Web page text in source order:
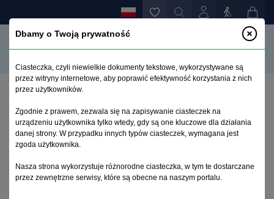
Wdrażanie Ustawy o ochronie zdrowia psychicznego
(od stycznia do września 1995 r.)
Archiwum 1992–2014
Dbamy o Twoją prywatność
Ciasteczka, czyli niewielkie dokumenty tekstowe, wykorzystywane są
przez witryny internetowe, aby poprawić efektywność korzystania z nich
przez użytkowników.
Zgodnie z prawem, zezwala się na zapisywanie ciasteczek na
urządzeniu użytkownika tylko wtedy, gdy są one kluczowe dla działania
danej strony. W przypadku innych typów ciasteczek, wymagana jest
zgoda użytkownika.
Nasza strona wykorzystuje różnorodne ciasteczka, w tym te dostarczane
przez zewnętrzne serwisy, które są obecne na naszym portalu.